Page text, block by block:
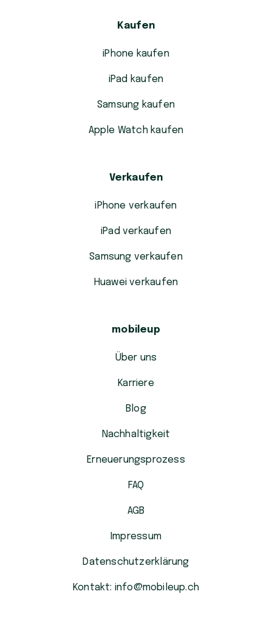
Kaufen
iPhone kaufen
iPad kaufen
Samsung kaufen
Apple Watch kaufen
Verkaufen
iPhone verkaufen
iPad verkaufen
Samsung verkaufen
Huawei verkaufen
mobileup
Über uns
Karriere
Blog
Nachhaltigkeit
Erneuerungsprozess
FAQ
AGB
Impressum
Datenschutzerklärung
Kontakt: info@mobileup.ch